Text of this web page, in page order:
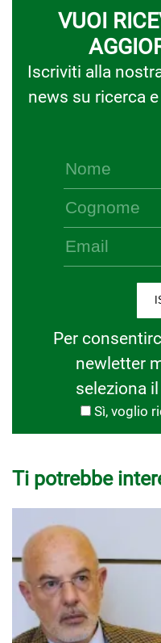
VUOI
Iscriviti alla
news su ricerca
Per
newletter
seleziona
Sì, voglio
Ti potrebbe